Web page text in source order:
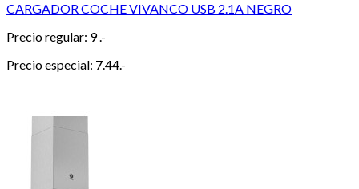
CARGADOR COCHE VIVANCO USB 2.1A NEGRO
Precio regular: 9 .-
Precio especial: 7.44.-